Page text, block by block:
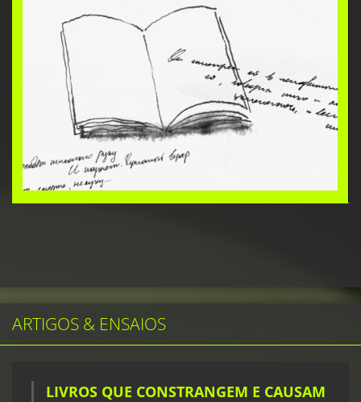
ARTIGOS & ENSAIOS
LIVROS QUE CONSTRANGEM E CAUSAM